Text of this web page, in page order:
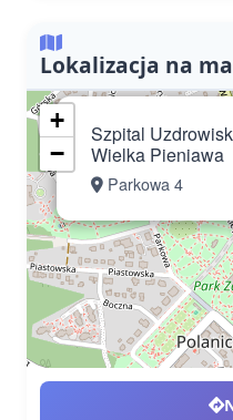
Lokalizacja na
Szpital
Wielka Pieniawa
Parkowa 4
+
−